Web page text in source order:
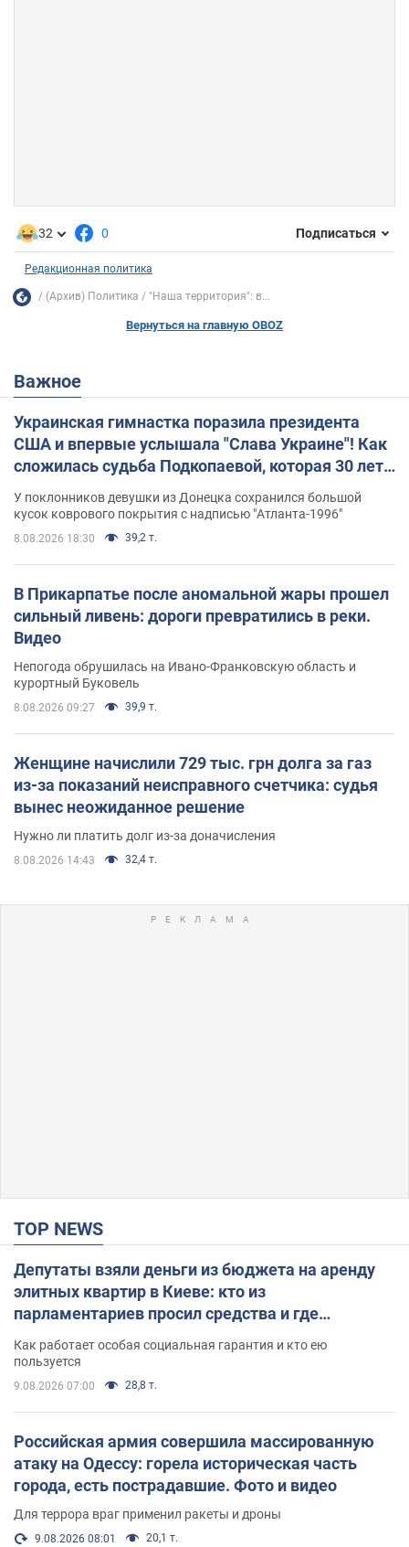
32 0 Подписаться
Редакционная политика
(Архив) Политика "Наша территория": в...
Вернуться на главную OBOZ
Важное
Украинская гимнастка поразила президента
США и впервые услышала "Слава Украине"! Как
сложилась судьба Подкопаевой, которая 30 лет
У поклонников девушки из Донецка сохранился большой
кусок коврового покрытия с надписью "Атланта-1996"
8.08.2026 18:30 39,2 т.
В Прикарпатье после аномальной жары прошел
сильный ливень: дороги превратились в реки.
Видео
Непогода обрушилась на Ивано-Франковскую область и
курортный Буковель
8.08.2026 09:27 39,9 т.
Женщине начислили 729 тыс. грн долга за газ
из-за показаний неисправного счетчика: судья
вынес неожиданное решение
Нужно ли платить долг из-за доначисления
8.08.2026 14:43 32,4 т.
TOP NEWS
Депутаты взяли деньги из бюджета на аренду
элитных квартир в Киеве: кто из
парламентариев просил средства и где
поселился
Как работает особая социальная гарантия и кто ею
пользуется
9.08.2026 07:00 28,8 т.
Российская армия совершила массированную
атаку на Одессу: горела историческая часть
города, есть пострадавшие. Фото и видео
Для террора враг применил ракеты и дроны
9.08.2026 08:01 20,1 т.